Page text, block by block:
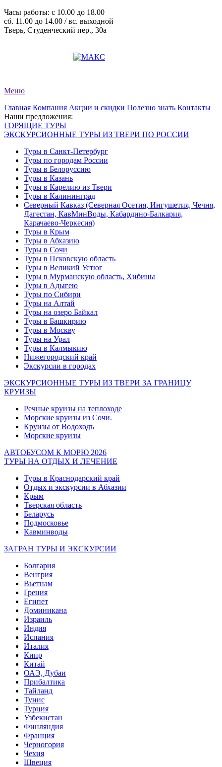
Часы работы: c 10.00 до 18.00
сб. 11.00 до 14.00 / вс. выходной
Тверь, Студенческий пер., 30а
Меню
Главная Компания Акции и скидки Полезно знать Контакты
Наши предложения:
ГОРЯЩИЕ ТУРЫ
ЭКСКУРСИОННЫЕ ТУРЫ ИЗ ТВЕРИ ПО РОССИИ
Туры в Санкт-Петербург
Туры по городам России
Туры в Белоруссию
Туры в Казань
Туры в Карелию из Твери
Туры в Калининград
Северный Кавказ (Северная Осетия, Ингушетия, Чечня,
Дагестан, КавМинВоды, Кабардино-Балкария,
Карачаево-Черкесия)
Туры в Крым
Туры в Абхазию
Туры в Сочи
Туры в Псковскую область
Туры в Великий Устюг
Туры в Мурманскую область, Хибины
Туры в Адыгею
Туры по Сибири
Туры на Алтай
Туры на озеро Байкал
Туры в Башкирию
Туры в Москву
Туры на Урал
Туры в Калмыкию
Нижегородский край
Экскурсии в городах
ЭКСКУРСИОННЫЕ ТУРЫ ИЗ ТВЕРИ ЗА ГРАНИЦУ
КРУИЗЫ
Речные круизы на теплоходе
Морские круизы из Сочи.
Круизы от Водоходъ
Морские круизы
АВТОБУСОМ К МОРЮ 2026
ТУРЫ НА ОТДЫХ И ЛЕЧЕНИЕ
Туры в Краснодарский край
Отдых и экскурсии в Абхазии
Крым
Тверская область
Беларусь
Подмосковье
Кавминводы
ЗАГРАН ТУРЫ И ЭКСКУРСИИ
Болгария
Венгрия
Вьетнам
Греция
Египет
Доминикана
Израиль
Индия
Испания
Италия
Кипр
Китай
ОАЭ, Дубаи
Прибалтика
Тайланд
Тунис
Турция
Узбекистан
Финляндия
Франция
Черногория
Чехия
Швеция